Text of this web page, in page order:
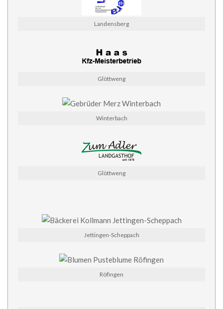
Landensberg
Glöttweng
Winterbach
Glöttweng
Jettingen-Scheppach
Röfingen